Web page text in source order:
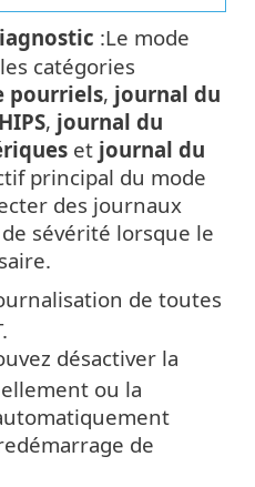
:Le mode
catégories
pourriels, journal du
, journal du
et journal du
principal du mode
des journaux
sévérité lorsque le
de toutes
désactiver la
ou la
de